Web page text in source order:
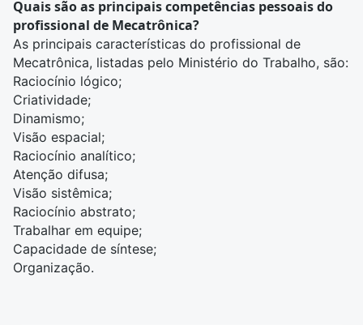
Quais são as principais competências pessoais do
profissional de Mecatrônica?
As principais características do profissional de
Mecatrônica, listadas pelo Ministério do Trabalho, são:
Raciocínio lógico;
Criatividade;
Dinamismo;
Visão espacial;
Raciocínio analítico;
Atenção difusa;
Visão sistêmica;
Raciocínio abstrato;
Trabalhar em equipe;
Capacidade de síntese;
Organização.